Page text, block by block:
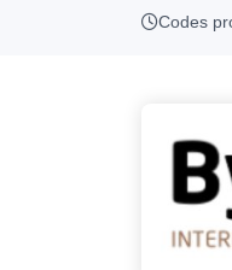
Codes